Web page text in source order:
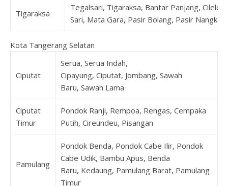
Tigaraksa
Tegalsari, Tigaraksa, Bantar Panjang,
Sari, Mata Gara, Pasir Bolang, Pasir
Kota Tangerang Selatan
Ciputat
Serua, Serua Indah,
Cipayung, Ciputat, Jombang, Sawah
Baru, Sawah Lama
Ciputat
Timur
Pondok Ranji, Rempoa, Rengas, Cempaka
Putih, Cireundeu, Pisangan
Pamulang
Pondok Benda, Pondok Cabe Ilir, Pondok
Cabe Udik, Bambu Apus, Benda
Baru, Kedaung, Pamulang Barat, Pamulang
Timur